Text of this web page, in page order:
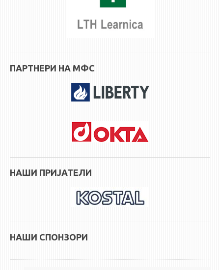
ЕКВИВАЛЕНЦИИ ОД СТАРИ СТУДИСКИ ПРОГРАМИ
СТИПЕНДИИ/ПРАКСИ
ПРАКСИ
ПАРТНЕРИ НА МФС
НАШИ ПРИЈАТЕЛИ
НАШИ СПОНЗОРИ